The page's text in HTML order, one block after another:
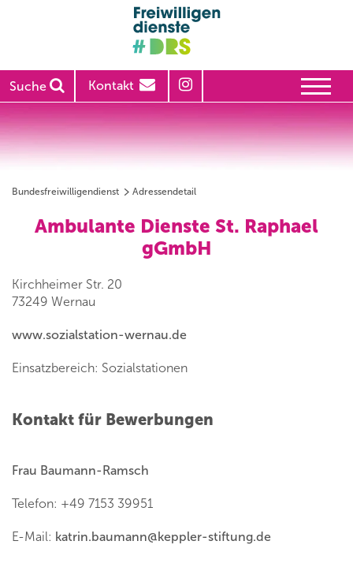
Suche Kontakt
Bundesfreiwilligendienst Adressendetail
Ambulante Dienste St. Raphael
gGmbH
Kirchheimer Str. 20
73249 Wernau
www.sozialstation-wernau.de
Einsatzbereich: Sozialstationen
Kontakt für Bewerbungen
Frau Baumann-Ramsch
Telefon: +49 7153 39951
E-Mail: katrin.baumann@keppler-stiftung.de